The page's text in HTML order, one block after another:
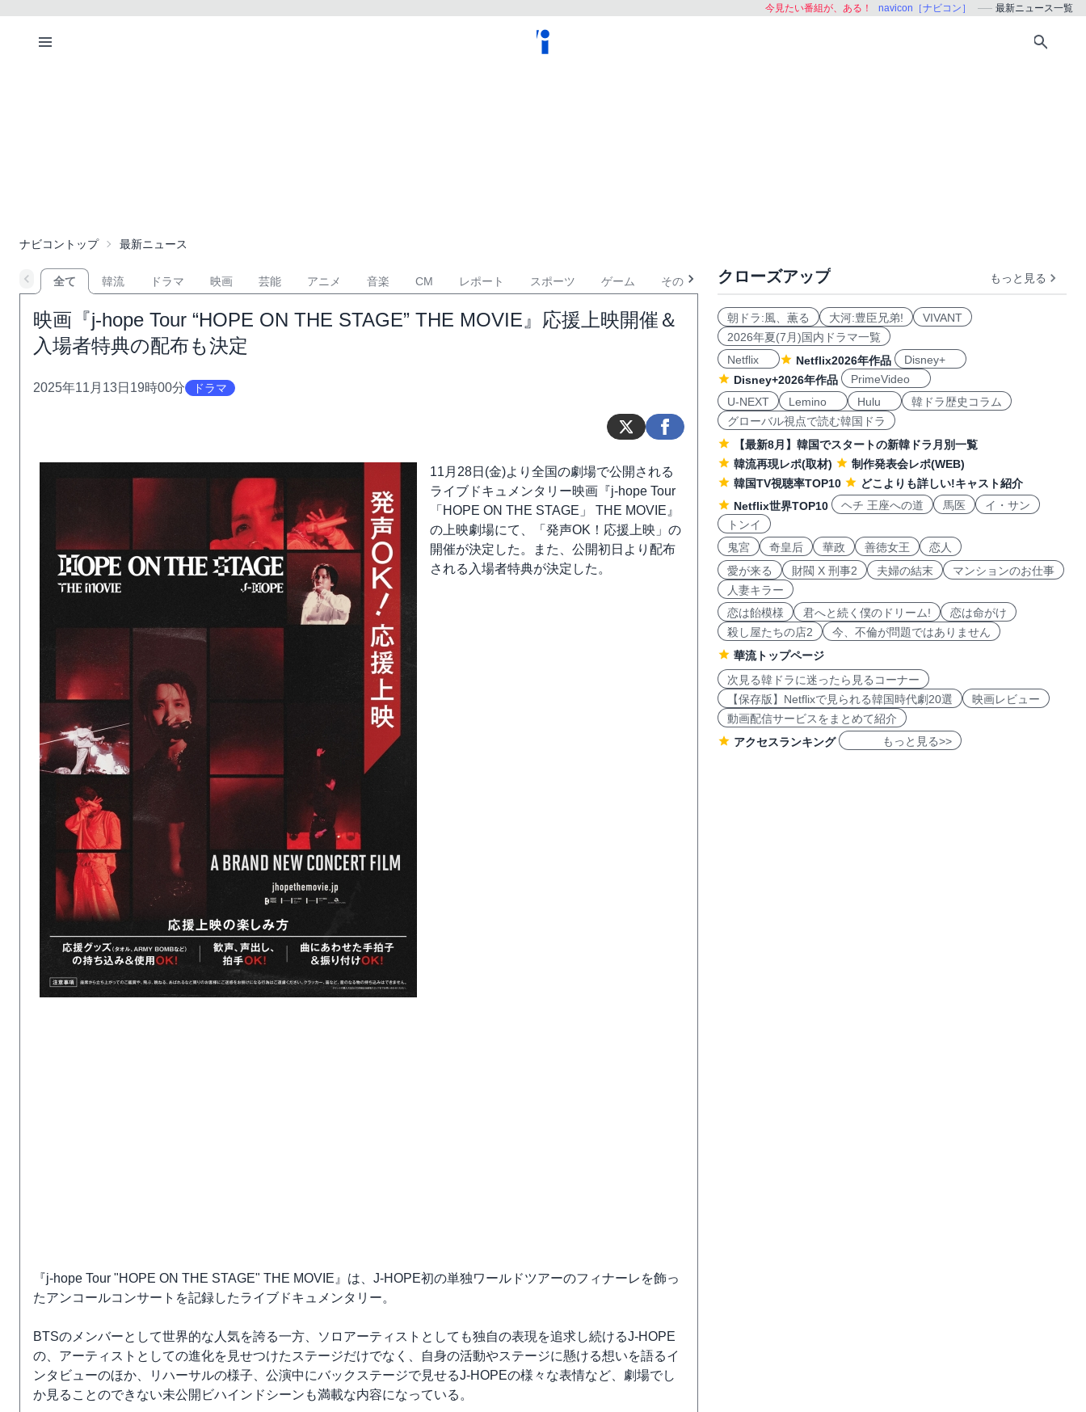
今見たい番組が、ある！ navicon［ナビコン］ 最新ニュース一覧
ナビコントップ 最新ニュース
全て 韓流 ドラマ 映画 芸能 アニメ 音楽 CM レポート スポーツ ゲーム その他
映画『j-hope Tour “HOPE ON THE STAGE” THE MOVIE』応援上映開催＆
入場者特典の配布も決定
2025年11月13日19時00分 ドラマ
11月28日(金)より全国の劇場で公開される
ライブドキュメンタリー映画『j-hope Tour
「HOPE ON THE STAGE」 THE MOVIE』
の上映劇場にて、「発声OK！応援上映」の
開催が決定した。また、公開初日より配布
される入場者特典が決定した。
『j-hope Tour "HOPE ON THE STAGE" THE MOVIE』は、J-HOPE初の単独ワールドツアーのフィナーレを飾っ
たアンコールコンサートを記録したライブドキュメンタリー。
BTSのメンバーとして世界的な人気を誇る一方、ソロアーティストとしても独自の表現を追求し続けるJ-HOPE
の、アーティストとしての進化を見せつけたステージだけでなく、自身の活動やステージに懸ける想いを語るイ
ンタビューのほか、リハーサルの様子、公演中にバックステージで見せるJ-HOPEの様々な表情など、劇場でし
か見ることのできない未公開ビハインドシーンも満載な内容になっている。
クローズアップ もっと見る
朝ドラ:風、薫る 大河:豊臣兄弟!
VIVANT
2026年夏(7月)国内ドラマ一覧
Netflix
Netflix2026年作品
Disney+
Disney+2026年作品
PrimeVideo
U-NEXT
Lemino Hulu
韓ドラ歴史コラム
グローバル視点で読む韓国ドラ
【最新8月】韓国でスタートの新韓ドラ月別一覧
韓流再現レポ(取材)
制作発表会レポ(WEB)
韓国TV視聴率TOP10
どこよりも詳しい!キャスト紹介
Netflix世界TOP10
ヘチ 王座への道 馬医
イ・サン
トンイ
鬼宮
奇皇后 華政 善徳女王
恋人
愛が来る
財閥 X 刑事2 夫婦の結末
マンションのお仕事
人妻キラー
恋は飴模様
君へと続く僕のドリーム!
恋は命がけ
殺し屋たちの店2
今、不倫が問題ではありません
華流トップページ
次見る韓ドラに迷ったら見るコーナー
【保存版】Netflixで見られる韓国時代劇20選
映画レビュー
動画配信サービスをまとめて紹介
アクセスランキング
もっと見る>>